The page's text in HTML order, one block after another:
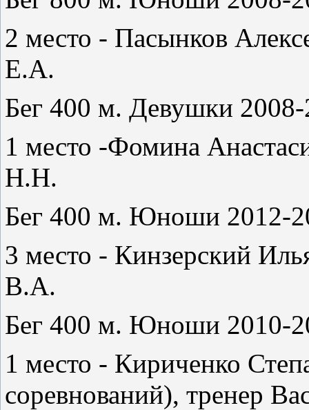
2 место - Пасынков
Е.А.
Бег 400 м. Девушки 2008-
1 место -Фомина
Н.Н.
Бег 400 м. Юноши 2012-
3 место - Кинзерский
В.А.
Бег 400 м. Юноши 2010-
1 место - Кириченко
соревнований), тренер